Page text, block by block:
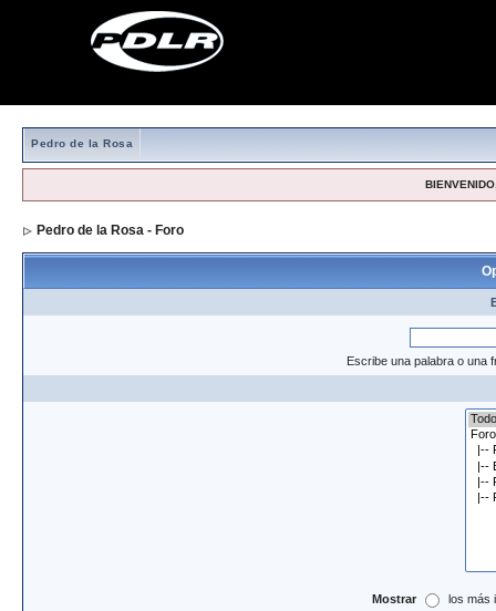
Pedro de la Rosa
Pedro de la Rosa - Foro
Escribe una palabra o una
Mostrar los más